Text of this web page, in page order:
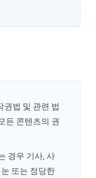
권법 및 관련 법
든 콘텐츠의 권
경우 기사, 사
또는 정당한